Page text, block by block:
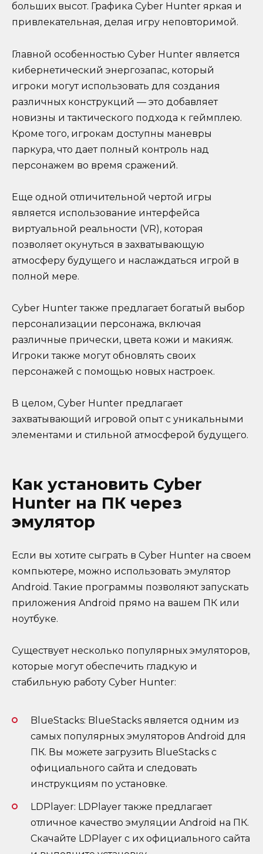
больших высот. Графика Cyber Hunter яркая и
привлекательная, делая игру неповторимой.
Главной особенностью Cyber Hunter является
кибернетический энергозапас, который
игроки могут использовать для создания
различных конструкций — это добавляет
новизны и тактического подхода к геймплею.
Кроме того, игрокам доступны маневры
паркура, что дает полный контроль над
персонажем во время сражений.
Еще одной отличительной чертой игры
является использование интерфейса
виртуальной реальности (VR), которая
позволяет окунуться в захватывающую
атмосферу будущего и наслаждаться игрой в
полной мере.
Cyber Hunter также предлагает богатый выбор
персонализации персонажа, включая
различные прически, цвета кожи и макияж.
Игроки также могут обновлять своих
персонажей с помощью новых настроек.
В целом, Cyber Hunter предлагает
захватывающий игровой опыт с уникальными
элементами и стильной атмосферой будущего.
Как установить Cyber
Hunter на ПК через
эмулятор
Если вы хотите сыграть в Cyber Hunter на своем
компьютере, можно использовать эмулятор
Android. Такие программы позволяют запускать
приложения Android прямо на вашем ПК или
ноутбуке.
Существует несколько популярных эмуляторов,
которые могут обеспечить гладкую и
стабильную работу Cyber Hunter:
BlueStacks: BlueStacks является одним из
самых популярных эмуляторов Android для
ПК. Вы можете загрузить BlueStacks с
официального сайта и следовать
инструкциям по установке.
LDPlayer: LDPlayer также предлагает
отличное качество эмуляции Android на ПК.
Скачайте LDPlayer с их официального сайта